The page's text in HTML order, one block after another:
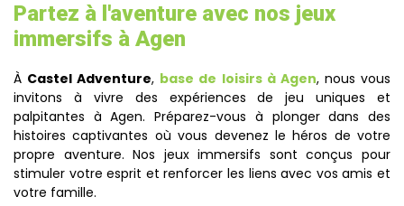
Partez à l'aventure avec nos jeux
immersifs à Agen
À Castel Adventure, base de loisirs à Agen, nous vous
invitons à vivre des expériences de jeu uniques et
palpitantes à Agen. Préparez-vous à plonger dans des
histoires captivantes où vous devenez le héros de votre
propre aventure. Nos jeux immersifs sont conçus pour
stimuler votre esprit et renforcer les liens avec vos amis et
votre famille.